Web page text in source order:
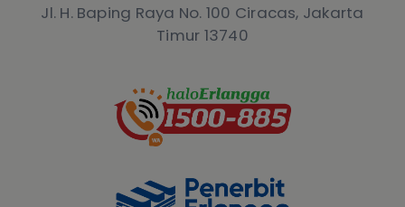
Jl. H. Baping Raya No. 100 Ciracas, Jakarta
Timur 13740